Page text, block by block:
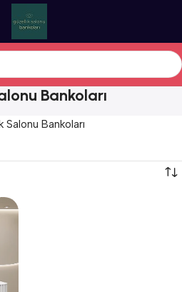
Bankoları
Bankoları